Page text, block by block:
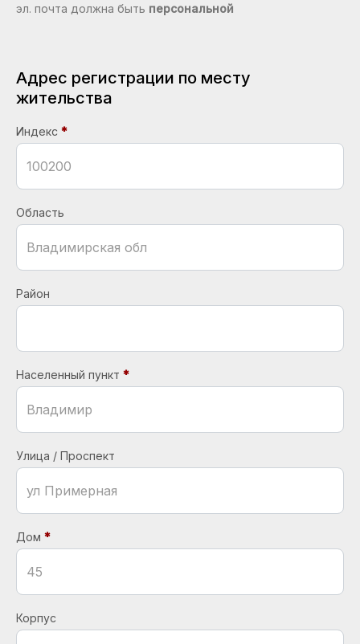
эл. почта должна быть персональной
Адрес регистрации по месту
жительства
Индекс
Область
Район
Населенный пункт
Улица / Проспект
Дом
Корпус